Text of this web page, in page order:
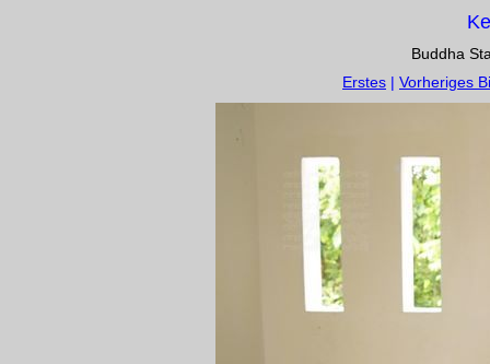
Buddha
Erstes | Vorheriges